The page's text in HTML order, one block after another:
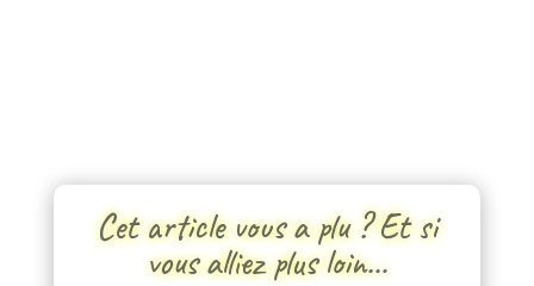
Cet article vous a plu ? Et si
vous alliez plus loin…